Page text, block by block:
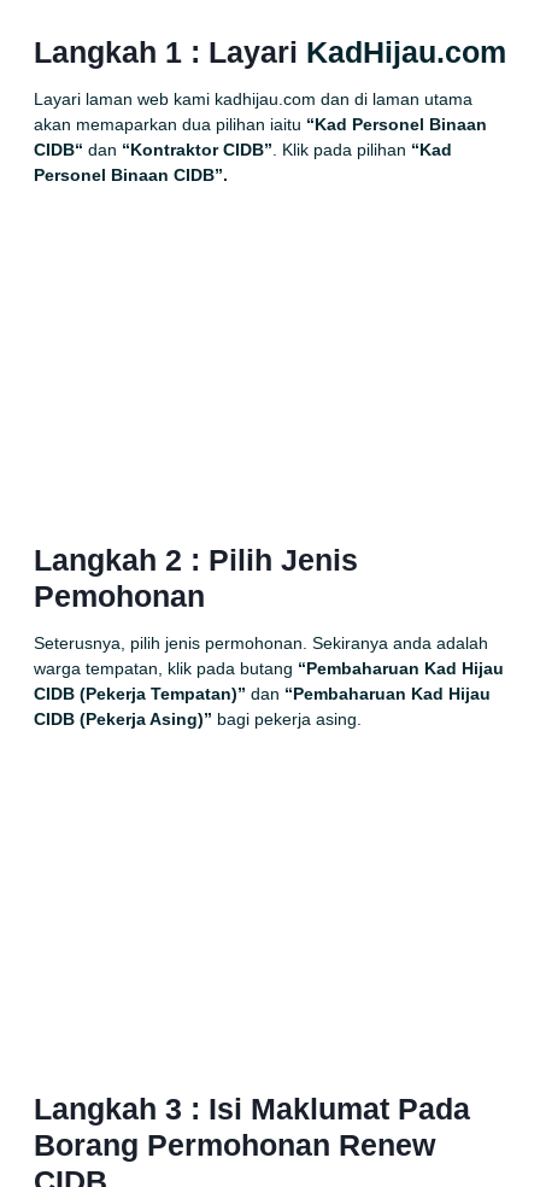
Langkah 1 : Layari KadHijau.com
Layari laman web kami kadhijau.com dan di laman utama
akan memaparkan dua pilihan iaitu “Kad Personel Binaan
CIDB“ dan “Kontraktor CIDB” . Klik pada pilihan “Kad
Personel Binaan CIDB”.
Langkah 2 : Pilih Jenis
Pemohonan
Seterusnya, pilih jenis permohonan. Sekiranya anda adalah
warga tempatan, klik pada butang “Pembaharuan Kad Hijau
CIDB (Pekerja Tempatan)” dan “Pembaharuan Kad Hijau
CIDB (Pekerja Asing)” bagi pekerja asing.
Langkah 3 : Isi Maklumat Pada
Borang Permohonan Renew